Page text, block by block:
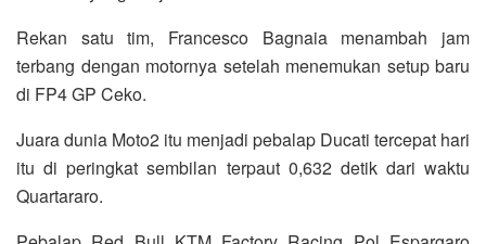
Rekan satu tim, Francesco Bagnaia menambah jam
terbang dengan motornya setelah menemukan setup baru
di FP4 GP Ceko.
Juara dunia Moto2 itu menjadi pebalap Ducati tercepat hari
itu di peringkat sembilan terpaut 0,632 detik dari waktu
Quartararo.